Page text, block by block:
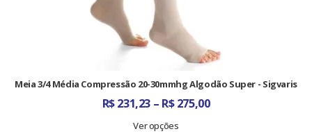
Meia 3/4 Média Compressão 20-30mmhg Algodão Super - Sigvaris
R$231,23 – R$275,00Faixa
Ver opções